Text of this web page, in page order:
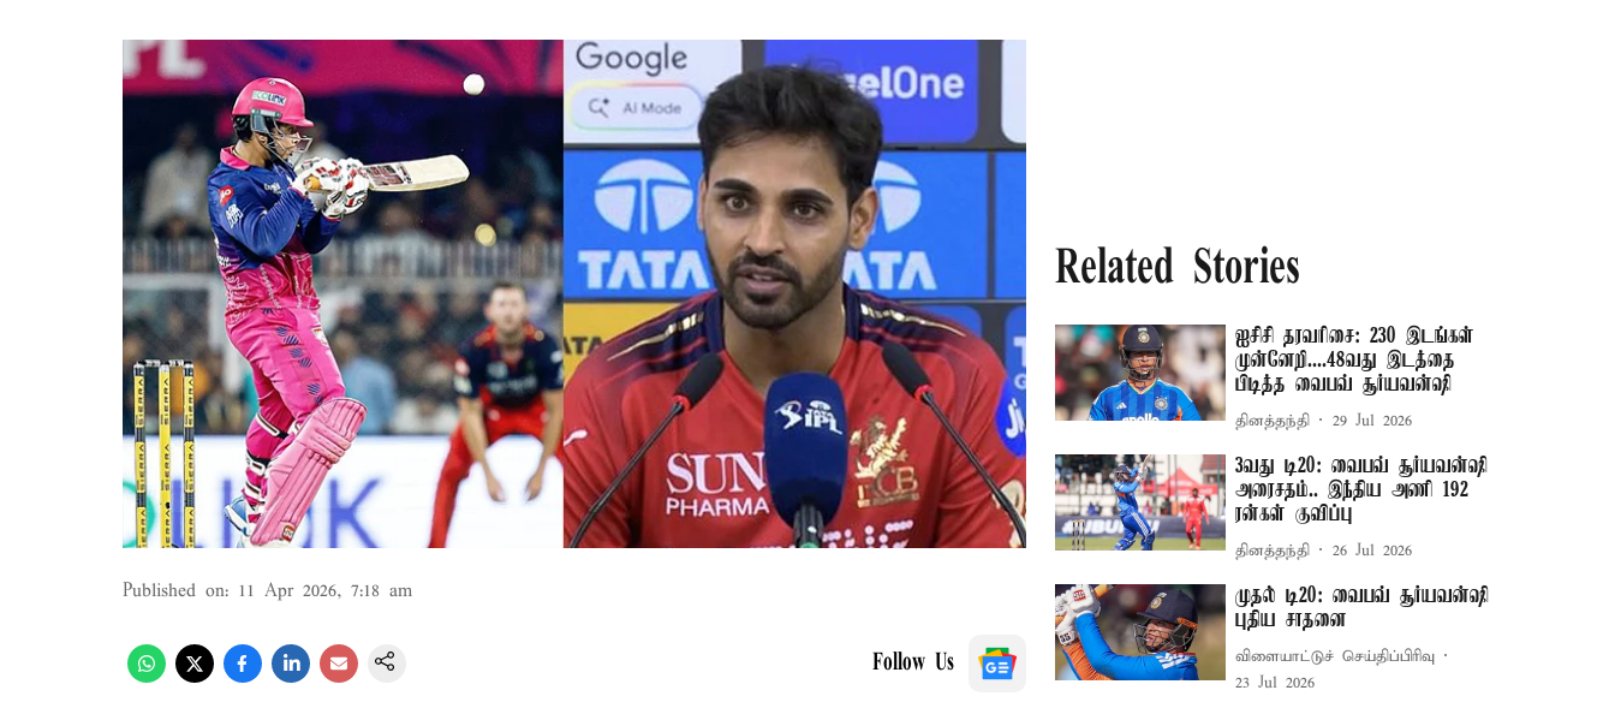
Published on: 11 Apr 2026, 7:18 am
Follow Us
Related Stories
ஐசிசி தரவரிசை: 230 இடங்கள்
முன்னேறி....48வது இடத்தை
பிடித்த வைபவ் சூர்யவன்ஷி
தினத்தந்தி 29 Jul 2026
3வது டி20: வைபவ் சூர்யவன்ஷி
அரைசதம்.. இந்திய அணி 192
ரன்கள் குவிப்பு
தினத்தந்தி 26 Jul 2026
முதல் டி20: வைபவ் சூர்யவன்ஷி
புதிய சாதனை
விளையாட்டுச் செய்திப்பிரிவு
23 Jul 2026